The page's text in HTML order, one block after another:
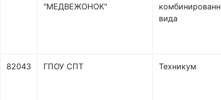
"МЕДВЕЖОНОК"
вида
82043 ГПОУ СПТ Техникум